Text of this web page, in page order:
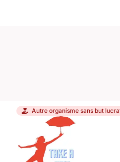
Autre organisme sans but